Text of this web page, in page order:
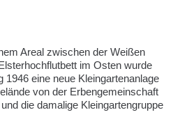
Areal zwischen der Weißen
im Osten wurde
1946 eine neue Kleingartenanlage
von der Erbengemeinschaft
die damalige Kleingartengruppe